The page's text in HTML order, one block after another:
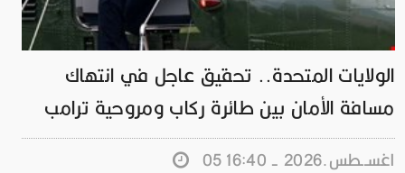
الولايات المتحدة.. تحقيق عاجل في انتهاك
مسافة الأمان بين طائرة ركاب ومروحية ترامب
05 اغســطس.2026 - 16:40